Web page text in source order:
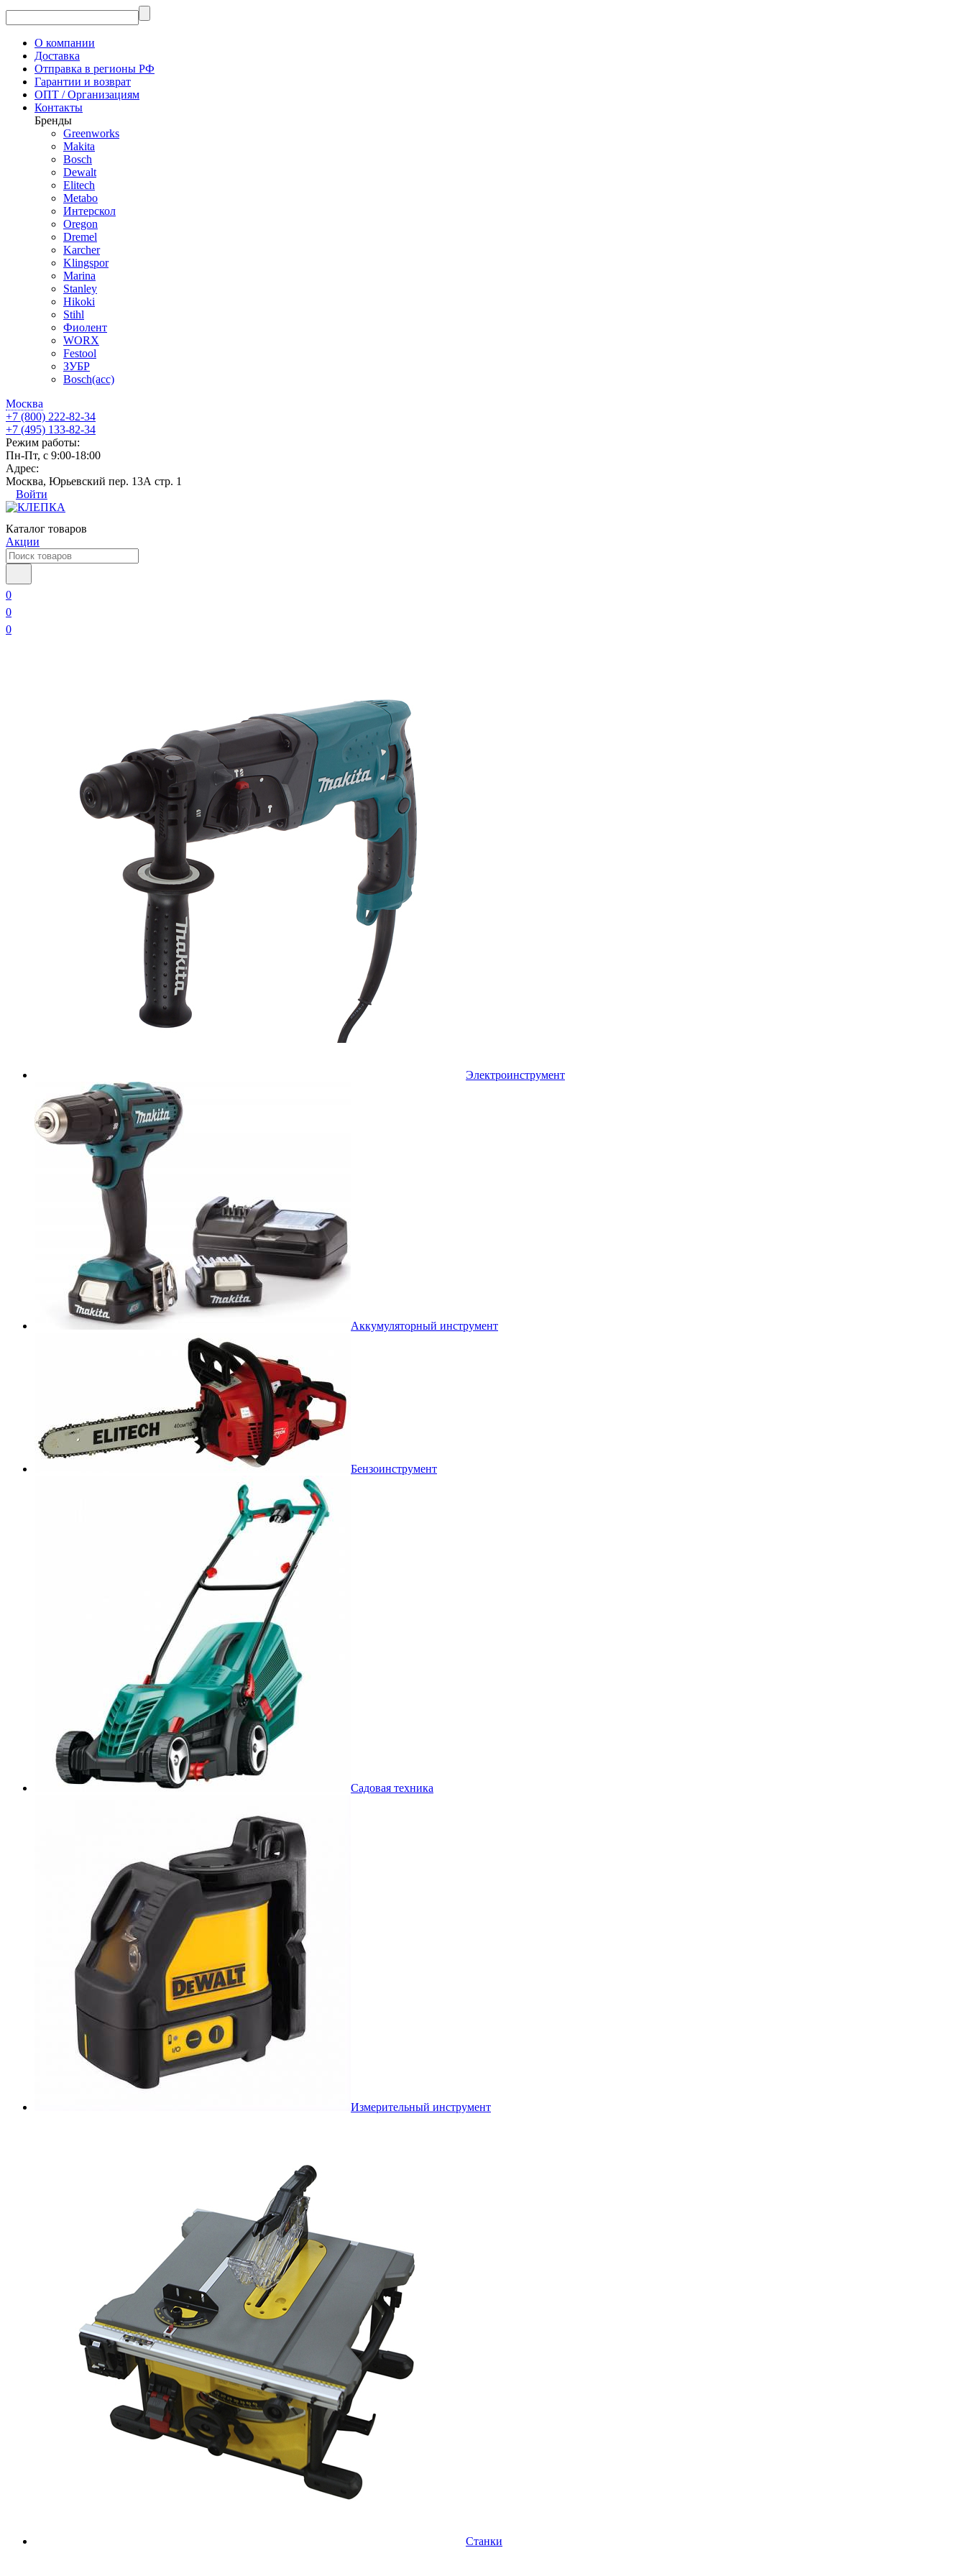
О компании
Доставка
Отправка в регионы РФ
Гарантии и возврат
ОПТ / Организациям
Контакты
Бренды
Greenworks
Makita
Bosch
Dewalt
Elitech
Metabo
Интерскол
Oregon
Dremel
Karcher
Klingspor
Marina
Stanley
Hikoki
Stihl
Фиолент
WORX
Festool
ЗУБР
Bosch(acc)
Москва
+7 (800) 222-82-34
+7 (495) 133-82-34
Режим работы:
Пн-Пт, с 9:00-18:00
Адрес:
Москва, Юрьевский пер. 13А стр. 1
Войти
Каталог товаров
Акции
0
0
0
Электроинструмент
Аккумуляторный инструмент
Бензоинструмент
Садовая техника
Измерительный инструмент
Станки